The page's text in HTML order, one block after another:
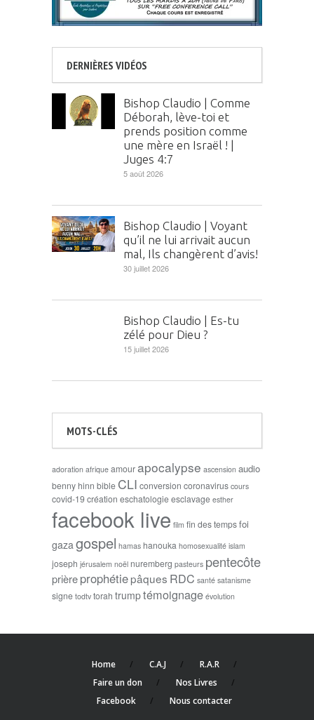
DERNIÈRES VIDÉOS
Bishop Claudio | Comme
Déborah, lève-toi et
prends position comme
une mère en Israël ! |
Juges 4:7
5 août 2026
Bishop Claudio | Voyant
qu’il ne lui arrivait aucun
mal, Ils changèrent d’avis!
30 juillet 2026
Bishop Claudio | Es-tu
zélé pour Dieu ?
15 juillet 2026
MOTS-CLÉS
adoration afrique amourapocalypse ascension audio
benny hinn bible CLI conversion coronavirus cours
covid-19création eschatologieesclavage esther
facebook live film fin des tempsfoi
gaza gospel hamas hanouka homosexualité islam
joseph jérusalem noël nuremberg pasteurs pentecôte
prièreprophétiepâques RDC santé satanisme
signe todtv torah trumptémoignage évolution
Home C.A.J
R.A.R
Faire un don
Nos Livres
Facebook
Nous contacter